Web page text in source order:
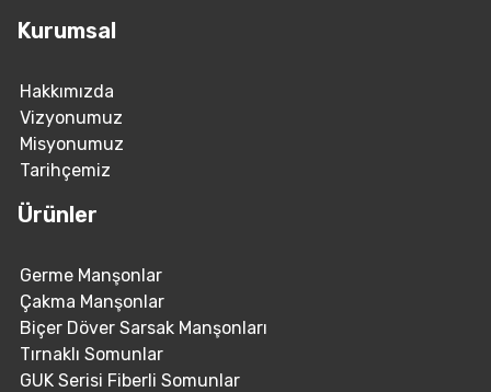
Kurumsal
Hakkımızda
Vizyonumuz
Misyonumuz
Tarihçemiz
Ürünler
Germe Manşonlar
Çakma Manşonlar
Biçer Döver Sarsak Manşonları
Tırnaklı Somunlar
GUK Serisi Fiberli Somunlar